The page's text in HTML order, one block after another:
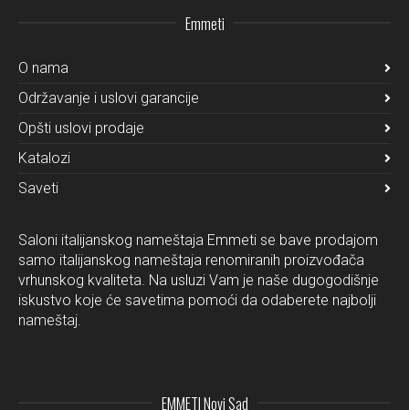
Emmeti
O nama
Održavanje i uslovi garancije
Opšti uslovi prodaje
Katalozi
Saveti
Saloni italijanskog nameštaja Emmeti se bave prodajom
samo italijanskog nameštaja renomiranih proizvođača
vrhunskog kvaliteta. Na usluzi Vam je naše dugogodišnje
iskustvo koje će savetima pomoći da odaberete najbolji
nameštaj.
EMMETI Novi Sad